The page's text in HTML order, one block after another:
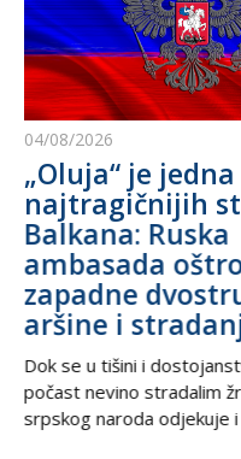
04/08/2026
„Oluja“ je jedna
najtragičnijih
Balkana: Ruska
ambasada
zapadne
aršine i
Dok se u tišini i
počast nevino stradalim
srpskog naroda odjekuje i